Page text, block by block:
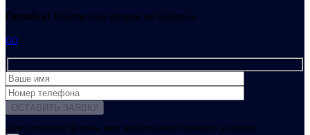
Ошибка: Контактная форма не найдена.
GO
Для отправки формы вам необходимо принять условия: